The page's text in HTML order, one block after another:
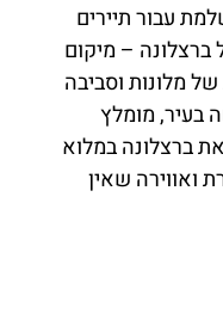
עבור תיירים
ברצלונה – מיקום
מלונות וסביבה
בעיר, מומלץ
ברצלונה במלוא
ואווירה שאין